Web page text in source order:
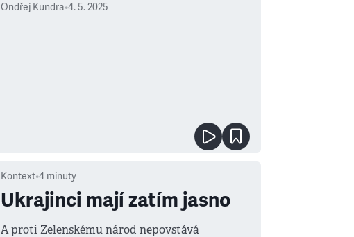
Ondřej Kundra•4. 5. 2025
Kontext•4 minuty
Ukrajinci mají zatím jasno
A proti Zelenskému národ nepovstává